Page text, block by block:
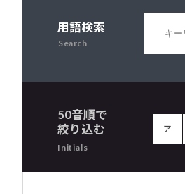
用語検索
Search
50音順で
絞り込む
Initials
ア